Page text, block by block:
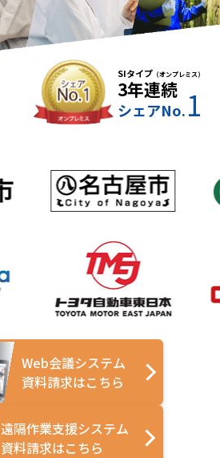
SIタイプ （オンプレミス）
3年連続
シェアNo.1
Web会議システム
資料請求はこちら
遠隔作業支援システム
資料請求はこちら